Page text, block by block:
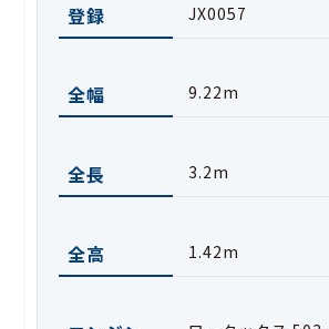
登録 JX0057
全幅 9.22m
全長 3.2m
全高 1.42m